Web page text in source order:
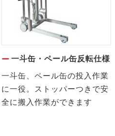
一斗缶・ペール缶反転仕様
一斗缶、ペール缶の投入作業
に一役。ストッパーつきで安
全に搬入作業ができます